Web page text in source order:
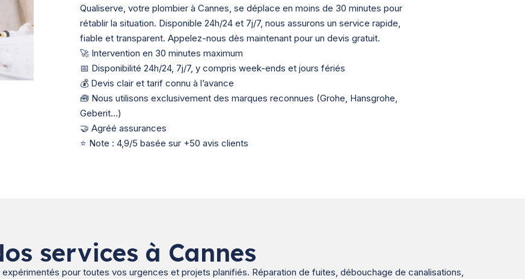
Qualiserve, votre plombier à Cannes, se déplace en moins de 30 minutes pour
rétablir la situation. Disponible 24h/24 et 7j/7, nous assurons un service rapide,
fiable et transparent. Appelez-nous dès maintenant pour un devis gratuit.
🚀 Intervention en 30 minutes maximum
📅 Disponibilité 24h/24, 7j/7, y compris week-ends et jours fériés
💰 Devis clair et tarif connu à l’avance
🧰 Nous utilisons exclusivement des marques reconnues (Grohe, Hansgrohe,
Geberit…)
🤝 Agréé assurances
⭐ Note : 4,9/5 basée sur +50 avis clients
services à Cannes
pour toutes vos urgences et projets planifiés. Réparation de fuites, débouchage de canalisations,